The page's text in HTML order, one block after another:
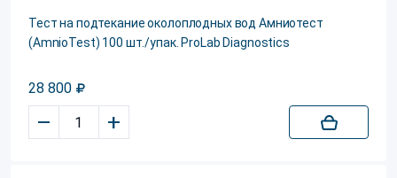
Тест на подтекание околоплодных вод Амниотест
(AmnioTest) 100 шт./упак. ProLab Diagnostics
28 800
– +